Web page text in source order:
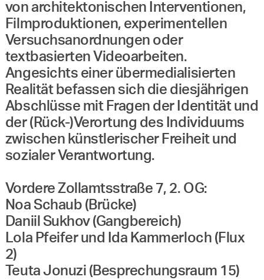
von architektonischen Interventionen,
Filmproduktionen, experimentellen
Versuchsanordnungen oder
textbasierten Videoarbeiten.
Angesichts einer übermedialisierten
Realität befassen sich die diesjährigen
Abschlüsse mit Fragen der Identität und
der (Rück-)Verortung des Individuums
zwischen künstlerischer Freiheit und
sozialer Verantwortung.
Vordere Zollamtsstraße 7, 2. OG:
Noa Schaub (Brücke)
Daniil Sukhov (Gangbereich)
Lola Pfeifer und Ida Kammerloch (Flux
2)
Teuta Jonuzi (Besprechungsraum 15)